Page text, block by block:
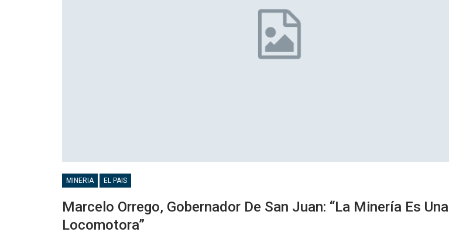
MINERIA EL PAIS
Marcelo Orrego, Gobernador De San Juan: “La Minería Es Una
Locomotora”